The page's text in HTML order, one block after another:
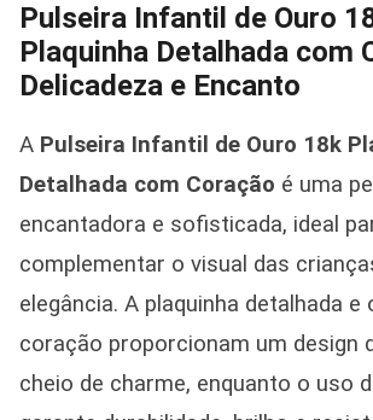
Pulseira Infantil de Ouro
Plaquinha Detalhada com
Delicadeza e Encanto
A Pulseira Infantil de Ouro 18k
Detalhada com Coração é uma
encantadora e sofisticada, ideal
complementar o visual das
elegância. A plaquinha detalhada e
coração proporcionam um design
cheio de charme, enquanto o uso